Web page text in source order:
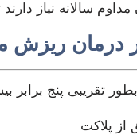
سالانه نیاز
درمان ریزش
تقریبی پنج برابر
از پلاکت